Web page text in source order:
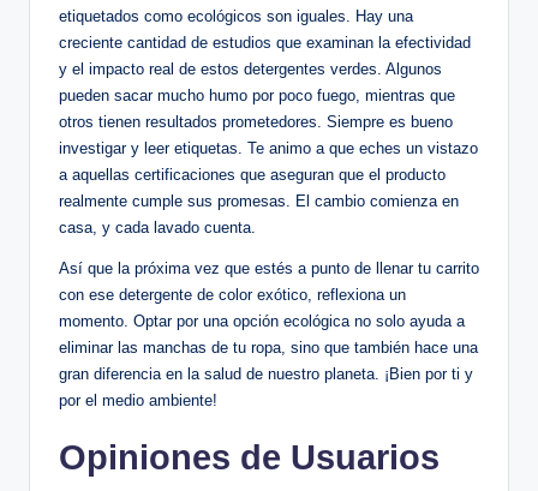
etiquetados como ecológicos son iguales. Hay una
creciente cantidad de estudios que examinan la efectividad
y el impacto real de estos detergentes verdes. Algunos
pueden sacar mucho humo por poco fuego, mientras que
otros tienen resultados prometedores. Siempre es bueno
investigar y leer etiquetas. Te animo a que eches un vistazo
a aquellas certificaciones que aseguran que el producto
realmente cumple sus promesas. El cambio comienza en
casa, y cada lavado cuenta.
Así que la próxima vez que estés a punto de llenar tu carrito
con ese detergente de color exótico, reflexiona un
momento. Optar por una opción ecológica no solo ayuda a
eliminar las manchas de tu ropa, sino que también hace una
gran diferencia en la salud de nuestro planeta. ¡Bien por ti y
por el medio ambiente!
Opiniones de Usuarios